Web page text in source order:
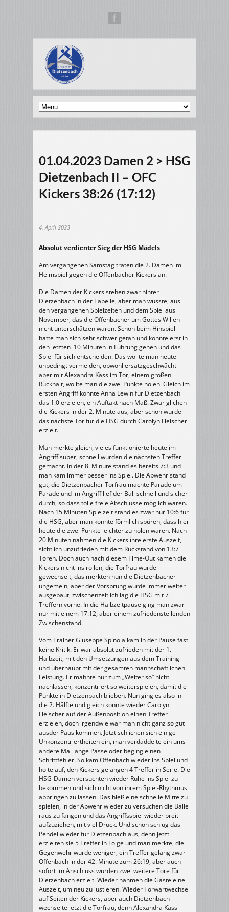
01.04.2023 Damen 2 > HSG
Dietzenbach II – OFC
Kickers 38:26 (17:12)
4. April 2023
Absolut verdienter Sieg der HSG Mädels
Am vergangenen Samstag traten die 2. Damen im
Heimspiel gegen die Offenbacher Kickers an.
Die Damen der Kickers stehen zwar hinter
Dietzenbach in der Tabelle, aber man wusste, aus
den vergangenen Spielzeiten und dem Spiel aus
November, das die Offenbacher um Gottes Willen
nicht unterschätzen waren. Schon beim Hinspiel
hatte man sich sehr schwer getan und konnte erst in
den letzten 10 Minuten in Führung gehen und das
Spiel für sich entscheiden. Das wollte man heute
unbedingt vermeiden, obwohl ersatzgeschwächt
aber mit Alexandra Käss im Tor, einem großen
Rückhalt, wollte man die zwei Punkte holen. Gleich im
ersten Angriff konnte Anna Lewin für Dietzenbach
das 1:0 erzielen, ein Auftakt nach Maß. Zwar glichen
die Kickers in der 2. Minute aus, aber schon wurde
das nächste Tor für die HSG durch Carolyn Fleischer
erzielt.
Man merkte gleich, vieles funktionierte heute im
Angriff super, schnell wurden die nächsten Treffer
gemacht. In der 8. Minute stand es bereits 7:3 und
man kam immer besser ins Spiel. Die Abwehr stand
gut, die Dietzenbacher Torfrau machte Parade um
Parade und im Angriff lief der Ball schnell und sicher
durch, so dass tolle freie Abschlüsse möglich waren.
Nach 15 Minuten Spielzeit stand es zwar nur 10:6 für
die HSG, aber man konnte förmlich spüren, dass hier
heute die zwei Punkte leichter zu holen waren. Nach
20 Minuten nahmen die Kickers ihre erste Auszeit,
sichtlich unzufrieden mit dem Rückstand von 13:7
Toren. Doch auch nach diesem Time-Out kamen die
Kickers nicht ins rollen, die Torfrau wurde
gewechselt, das merkten nun die Dietzenbacher
ungemein, aber der Vorsprung wurde immer weiter
ausgebaut, zwischenzeitlich lag die HSG mit 7
Treffern vorne. In die Halbzeitpause ging man zwar
nur mit einem 17:12, aber einem zufriedenstellenden
Zwischenstand.
Vom Trainer Giuseppe Spinola kam in der Pause fast
keine Kritik. Er war absolut zufrieden mit der 1.
Halbzeit, mit den Umsetzungen aus dem Training
und überhaupt mit der gesamten mannschaftlichen
Leistung. Er mahnte nur zum „Weiter so“ nicht
nachlassen, konzentriert so weiterspielen, damit die
Punkte in Dietzenbach blieben. Nun ging es also in
die 2. Hälfte und gleich konnte wieder Carolyn
Fleischer auf der Außenposition einen Treffer
erzielen, doch irgendwie war man nicht ganz so gut
ausder Paus kommen. Jetzt schlichen sich einige
Unkonzentriertheiten ein, man verdaddelte ein ums
andere Mal lange Pässe oder beging einen
Schrittfehler. So kam Offenbach wieder ins Spiel und
holte auf, den Kickers gelangen 4 Treffer in Serie. Die
HSG-Damen versuchten wieder Ruhe ins Spiel zu
bekommen und sich nicht von ihrem Spiel-Rhythmus
abbringen zu lassen. Das hieß eine schnelle Mitte zu
spielen, in der Abwehr wieder zu versuchen die Bälle
raus zu fangen und das Angriffsspiel wieder breit
aufzuziehen, mit viel Druck. Und schon schlug das
Pendel wieder für Dietzenbach aus, denn jetzt
erzielten sie 5 Treffer in Folge und man merkte, die
Gegenwehr wurde weniger, ein Treffer gelang zwar
Offenbach in der 42. Minute zum 26:19, aber auch
sofort im Anschluss wurden zwei weitere Tore für
Dietzenbach erzielt. Wieder nahmen die Gäste eine
Auszeit, um neu zu justieren. Wieder Torwartwechsel
auf Seiten der Kickers, aber auch Dietzenbach
wechselte jetzt die Torfrau, denn Alexandra Käss